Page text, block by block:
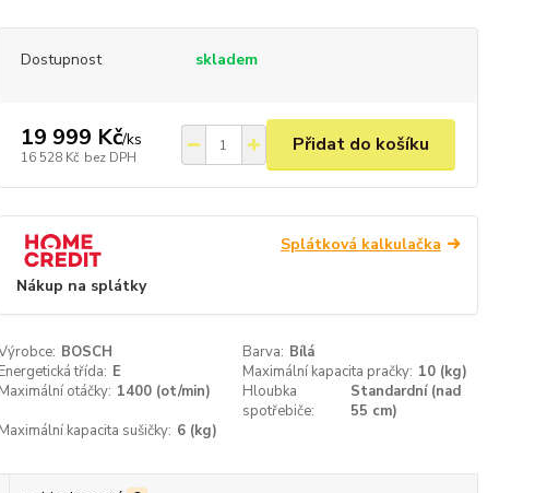
Dostupnost skladem
19 999 Kč/ks
16 528 Kč bez DPH
Přidat do košíku
Splátková kalkulačka
Nákup na splátky
BOSCH Barva: Bílá
Energetická třída: E Maximální kapacita pračky: 10 (kg)
Maximální otáčky: 1400 (ot/min)
Hloubka
spotřebiče:
Standardní (nad
55 cm)
Maximální kapacita sušičky: 6 (kg)